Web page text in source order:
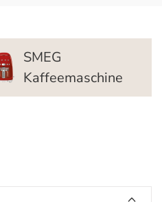
SMEG
Kaffeemaschine